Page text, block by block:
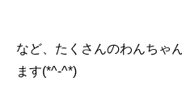
など、たくさんのわんちゃ
ます(*^-^*)